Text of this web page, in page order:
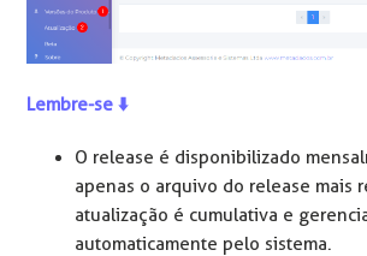
Lembre-se ⬇️
O release é disponibilizado
apenas o arquivo do release mais
atualização é cumulativa e
automaticamente pelo sistema.